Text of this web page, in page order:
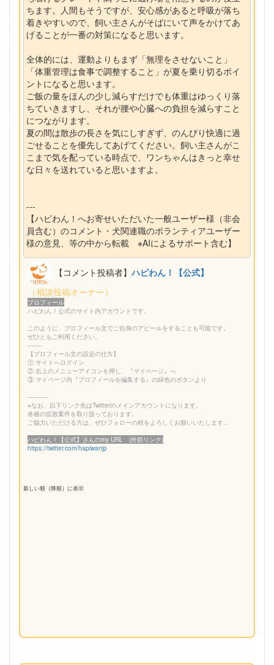
ちます。人間もそうですが、安心感があると呼吸が落ち
着きやすいので、飼い主さんがそばにいて声をかけてあ
げることが一番の対策になると思います。
全体的には、運動よりもまず「無理をさせないこと」
「体重管理は食事で調整すること」が夏を乗り切るポイ
ントになると思います。
ご飯の量をほんの少し減らすだけでも体重はゆっくり落
ちていきますし、それが腰や心臓への負担を減らすこと
につながります。
夏の間は散歩の長さを気にしすぎず、のんびり快適に過
ごせることを優先してあげてください。飼い主さんがこ
こまで気を配っている時点で、ワンちゃんはきっと幸せ
な日々を送れていると思いますよ。
---
【ハピわん！へお寄せいただいた一般ユーザー様（非会
員含む）のコメント・犬関連職のボランティアユーザー
様の意見、等の中から転載 ※AIによるサポート含む】
【コメント投稿者】ハピわん！【公式】
（相談投稿オーナー）
プロフィール
ハピわん！公式のサイト内アカウントです。
このように、プロフィール文でご自身のアピールをすることも可能です。
ぜひともご利用ください。
--------
【プロフィール文の設定の仕方】
① サイトへログイン
② 右上のメニューアイコンを押し、『マイページ』へ
③ マイページ内『プロフィールを編集する』の緑色のボタンより
-----------
※なお、以下リンク先はTwitterのメインアカウントになります。
各種の拡散案件を取り扱っております。
ご協力いただける方は、ぜひフォローの程をよろしくお願いいたします...
ハピわん！【公式】さんのmy URL (外部リンク)
https://twitter.com/hapiwanjp
新しい順（降順）に表示